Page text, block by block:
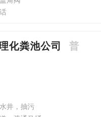
化粪池公司 普
井，抽污